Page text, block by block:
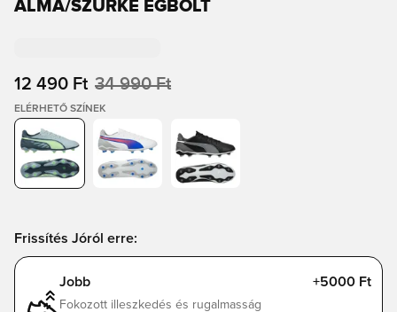
ALMA/SZÜRKE ÉGBOLT
12 490 Ft 34 990 Ft
ELÉRHETŐ SZÍNEK
Frissítés Jóról erre:
Jobb +5000 Ft
Fokozott illeszkedés és rugalmasság